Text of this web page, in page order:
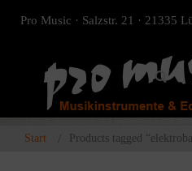
Pro Music · Salzstr. 21 · 21335
Start Products tagged